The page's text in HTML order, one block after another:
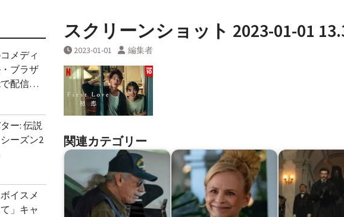
スクリーンショット 2023-01-01
2023-01-01 編集者
関連カテゴリー
メディ
ブラザ
配信…
ー: 伝説
ーズン2
イスメ
」キャ